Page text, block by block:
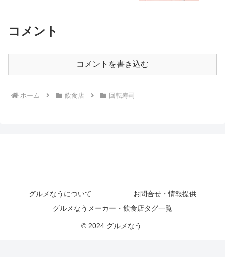
コメント
コメントを書き込む
ホーム 飲食店 回転寿司
グルメなうについて
お問合せ・情報提供
グルメなうメーカー・飲食店タグ一覧
© 2024 グルメなう.